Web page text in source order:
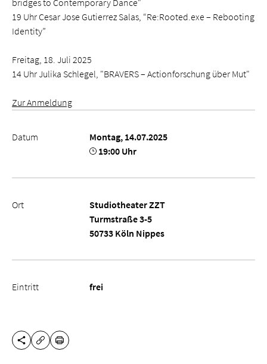
bridges to Contemporary Dance"
19 Uhr Cesar Jose Gutierrez Salas, “Re:Rooted.exe – Rebooting
Identity”
Freitag, 18. Juli 2025
14 Uhr Julika Schlegel, "BRAVERS – Actionforschung über Mut"
Zur Anmeldung
Datum
Montag, 14.07.2025
19:00 Uhr
Ort
Studiotheater ZZT
Turmstraße 3-5
50733 Köln Nippes
Eintritt frei
DIESE SEITE TEILEN
URL KOPIEREN
DRUCKEN